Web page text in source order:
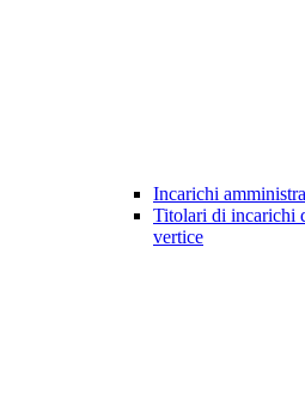
Incarichi
Titolari di incarichi
vertice